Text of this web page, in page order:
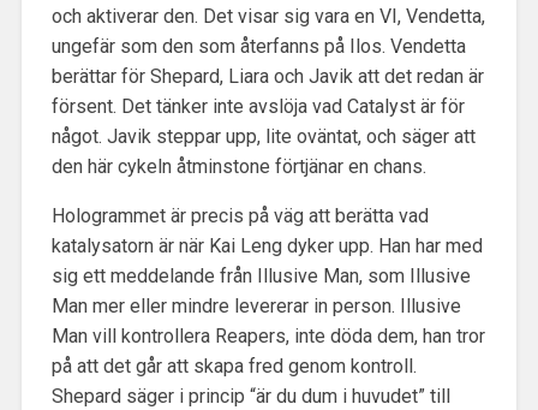
och aktiverar den. Det visar sig vara en VI, Vendetta,
ungefär som den som återfanns på Ilos. Vendetta
berättar för Shepard, Liara och Javik att det redan är
försent. Det tänker inte avslöja vad Catalyst är för
något. Javik steppar upp, lite oväntat, och säger att
den här cykeln åtminstone förtjänar en chans.
Hologrammet är precis på väg att berätta vad
katalysatorn är när Kai Leng dyker upp. Han har med
sig ett meddelande från Illusive Man, som Illusive
Man mer eller mindre levererar in person. Illusive
Man vill kontrollera Reapers, inte döda dem, han tror
på att det går att skapa fred genom kontroll.
Shepard säger i princip “är du dum i huvudet” till